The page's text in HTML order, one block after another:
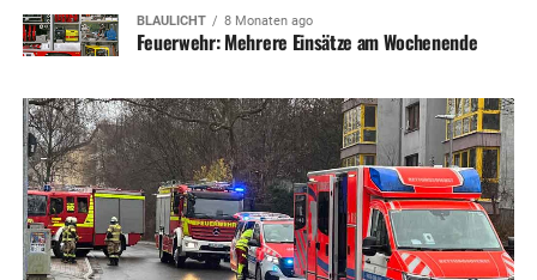
BLAULICHT 8 Monaten ago
Feuerwehr: Mehrere Einsätze am Wochenende